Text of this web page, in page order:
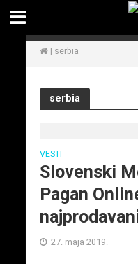
| serbia
serbia
VESTI
Slovenski
Pagan
27. maja 2019.